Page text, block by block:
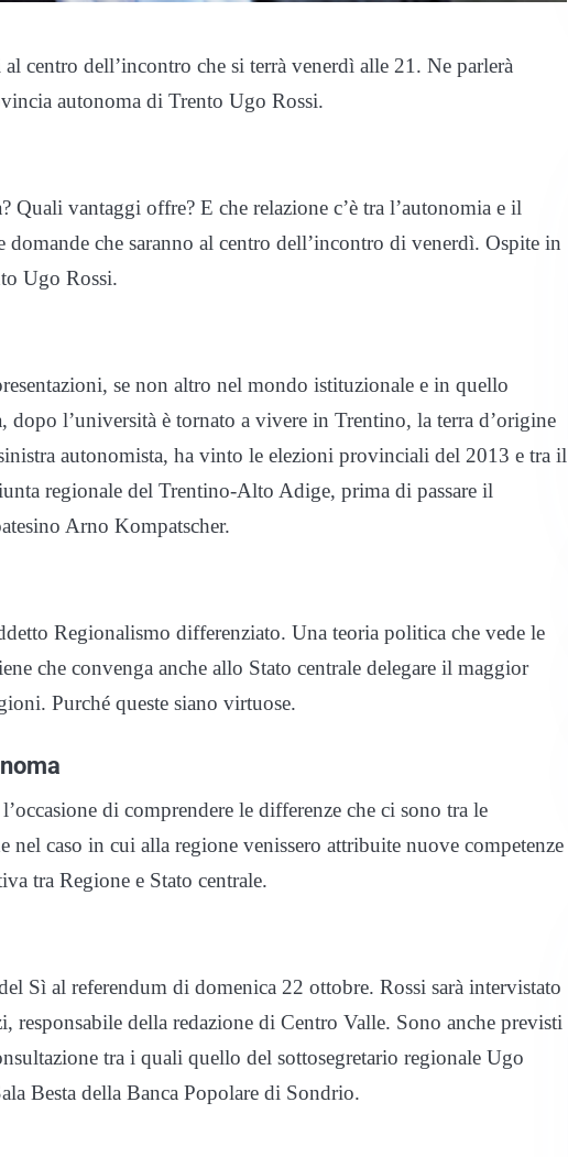
centro dell’incontro che si terrà venerdì alle 21. Ne parlerà
autonoma di Trento Ugo Rossi.
Quali vantaggi offre? E che relazione c’è tra l’autonomia e il
domande che saranno al centro dell’incontro di venerdì. Ospite in
Ugo Rossi.
se non altro nel mondo istituzionale e in quello
dopo l’università è tornato a vivere in Trentino, la terra d’origine
autonomista, ha vinto le elezioni provinciali del 2013 e tra il
regionale del Trentino-Alto Adige, prima di passare il
Arno Kompatscher.
Regionalismo differenziato. Una teoria politica che vede le
che convenga anche allo Stato centrale delegare il maggior
Purché queste siano virtuose.
di comprendere le differenze che ci sono tra le
nel caso in cui alla regione venissero attribuite nuove competenze
tra Regione e Stato centrale.
Sì al referendum di domenica 22 ottobre. Rossi sarà intervistato
responsabile della redazione di Centro Valle. Sono anche previsti
tra i quali quello del sottosegretario regionale Ugo
Besta della Banca Popolare di Sondrio.